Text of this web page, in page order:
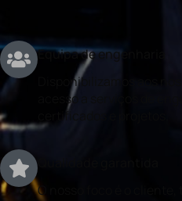
Equipa de engenharia
Disponibilizamos aos
acesso a serviços de
certificados e projetos.
O nosso foco é o cliente,